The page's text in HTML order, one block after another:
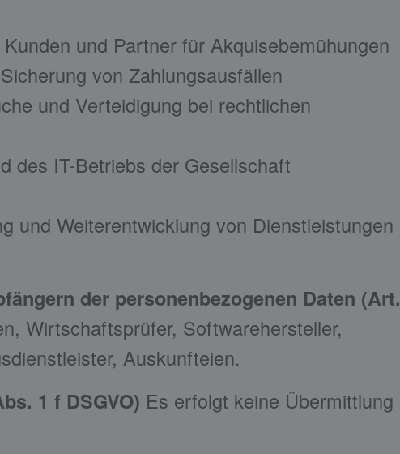
und Partner für Akquisebemühungen
von Zahlungsausfällen
und Verteidigung bei rechtlichen
des IT-Betriebs der Gesellschaft
und Weiterentwicklung von Dienstleistungen
der personenbezogenen Daten (Art.
Wirtschaftsprüfer, Softwarehersteller,
Auskunfteien.
1 f DSGVO) Es erfolgt keine Übermittlung